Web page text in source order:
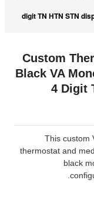
Custom
Black VA
4 Digit
This custom
thermostat and
black